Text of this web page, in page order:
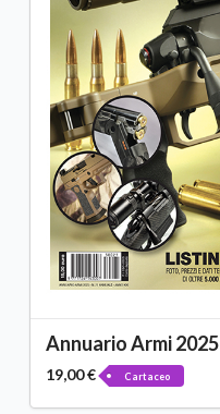
Annuario Armi 2025
19,00 € Cartaceo